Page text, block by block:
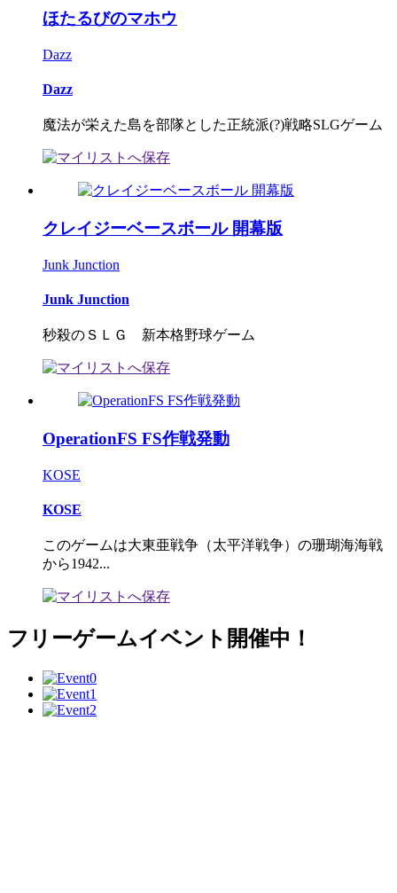
ほたるびのマホウ
Dazz
Dazz
魔法が栄えた島を部隊とした正統派(?)戦略SLGゲーム
クレイジーベースボール 開幕版
Junk Junction
Junk Junction
秒殺のＳＬＧ 新本格野球ゲーム
OperationFS FS作戦発動
KOSE
KOSE
このゲームは大東亜戦争（太平洋戦争）の珊瑚海海戦
から1942...
フリーゲームイベント開催中！